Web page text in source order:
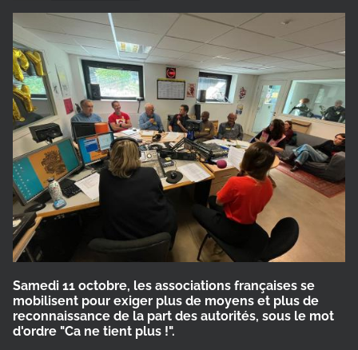
Samedi 11 octobre, les associations françaises se
mobilisent pour exiger plus de moyens et plus de
reconnaissance de la part des autorités, sous le mot
d'ordre "Ca ne tient plus !".